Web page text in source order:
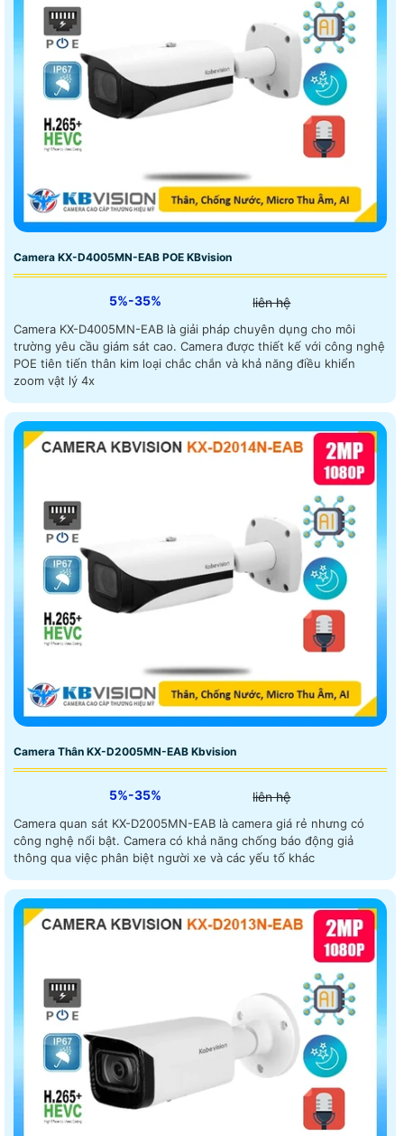
Camera KX-D4005MN-EAB POE KBvision
5%-35% liên hệ
Camera KX-D4005MN-EAB là giải pháp chuyên dụng cho môi
trường yêu cầu giám sát cao. Camera được thiết kế với công nghệ
POE tiên tiến thân kim loại chắc chắn và khả năng điều khiển
zoom vật lý 4x
Camera Thân KX-D2005MN-EAB Kbvision
5%-35% liên hệ
Camera quan sát KX-D2005MN-EAB là camera giá rẻ nhưng có
công nghệ nổi bật. Camera có khả năng chống báo động giả
thông qua việc phân biệt người xe và các yếu tố khác